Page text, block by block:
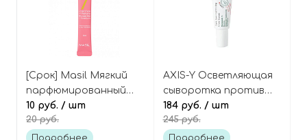
[Срок] Masil Мягкий
парфюмированный
гель для душа
"Сладкая любовь"
(пробник), 7 Ceramide
10 руб. / шт
20 руб.
Подробнее
AXIS-Y Осветляющая
сыворотка против
пигментации и пост-
акне с ниацинамидом
(мини), Dark Spot
184 руб. / шт
245 руб.
Подробнее